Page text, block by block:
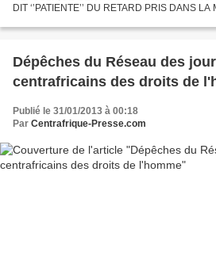
DIT ‘’PATIENTE’’ DU RETARD PRIS DANS
Gazambéti, Porte-parole...
Dépêches du Réseau des
centrafricains des droits de
Publié le 31/01/2013 à 00:18
Par Centrafrique-Presse.com